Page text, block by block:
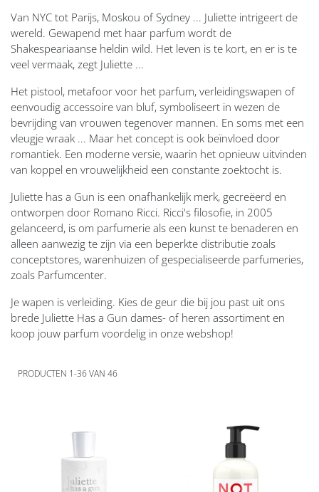
Van NYC tot Parijs, Moskou of Sydney ... Juliette intrigeert de
wereld. Gewapend met haar parfum wordt de
Shakespeariaanse heldin wild. Het leven is te kort, en er is te
veel vermaak, zegt Juliette ...
Het pistool, metafoor voor het parfum, verleidingswapen of
eenvoudig accessoire van bluf, symboliseert in wezen de
bevrijding van vrouwen tegenover mannen. En soms met een
vleugje wraak ... Maar het concept is ook beïnvloed door
romantiek. Een moderne versie, waarin het opnieuw uitvinden
van koppel en vrouwelijkheid een constante zoektocht is.
Juliette has a Gun is een onafhankelijk merk, gecreëerd en
ontworpen door Romano Ricci. Ricci's filosofie, in 2005
gelanceerd, is om parfumerie als een kunst te benaderen en
alleen aanwezig te zijn via een beperkte distributie zoals
conceptstores, warenhuizen of gespecialiseerde parfumeries,
zoals Parfumcenter.
Je wapen is verleiding. Kies de geur die bij jou past uit ons
brede Juliette Has a Gun dames- of heren assortiment en
koop jouw parfum voordelig in onze webshop!
PRODUCTEN 1-36VAN 46